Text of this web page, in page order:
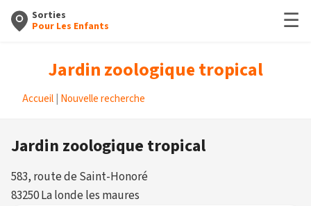
Sorties
Pour Les Enfants
☰
Jardin zoologique tropical
Accueil Nouvelle recherche
Jardin zoologique tropical
583, route de Saint-Honoré
83250 La londe les maures